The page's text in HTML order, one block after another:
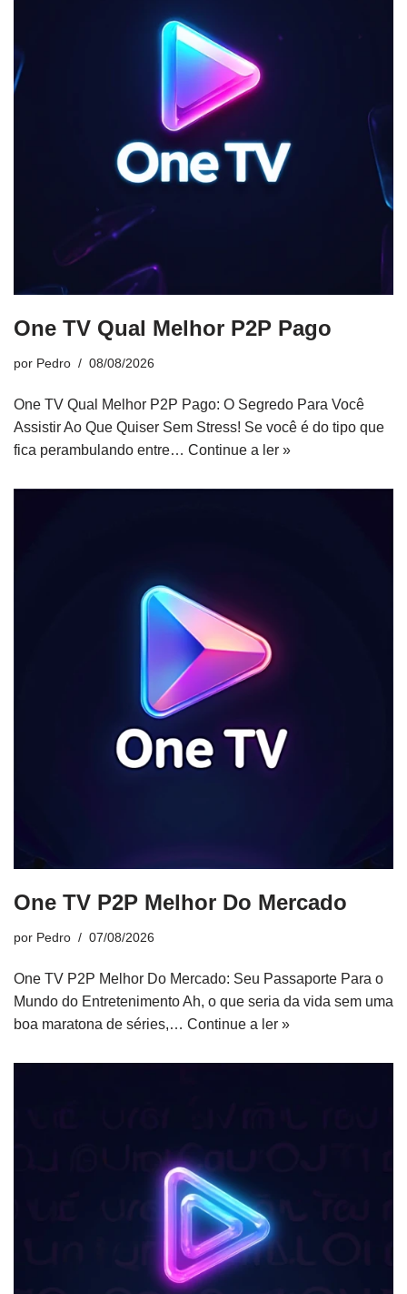
One TV Qual Melhor P2P Pago
por Pedro 08/08/2026
One TV Qual Melhor P2P Pago: O Segredo Para Você
Assistir Ao Que Quiser Sem Stress! Se você é do tipo que
fica perambulando entre… Continue a ler »
One TV P2P Melhor Do Mercado
por Pedro 07/08/2026
One TV P2P Melhor Do Mercado: Seu Passaporte Para o
Mundo do Entretenimento Ah, o que seria da vida sem uma
boa maratona de séries,… Continue a ler »